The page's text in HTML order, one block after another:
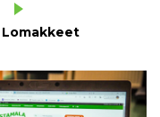
Lomakkeet